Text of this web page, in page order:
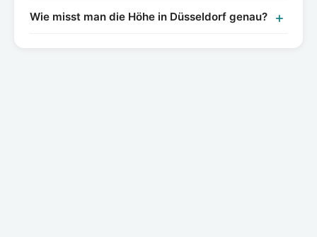
Wie misst man die Höhe in Düsseldorf genau?